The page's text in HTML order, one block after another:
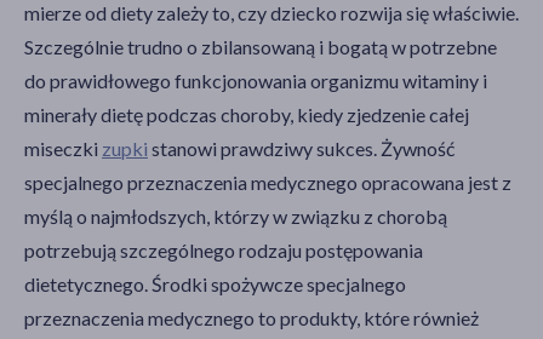
mierze od diety zależy to, czy dziecko rozwija się właściwie.
Szczególnie trudno o zbilansowaną i bogatą w potrzebne
do prawidłowego funkcjonowania organizmu witaminy i
minerały dietę podczas choroby, kiedy zjedzenie całej
miseczki zupki stanowi prawdziwy sukces. Żywność
specjalnego przeznaczenia medycznego opracowana jest z
myślą o najmłodszych, którzy w związku z chorobą
potrzebują szczególnego rodzaju postępowania
dietetycznego. Środki spożywcze specjalnego
przeznaczenia medycznego to produkty, które również